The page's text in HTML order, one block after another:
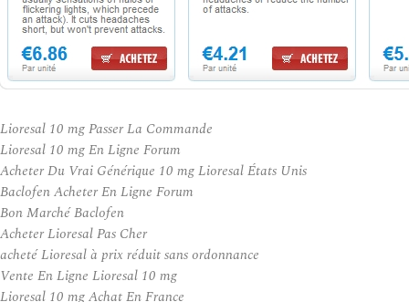
Lioresal 10 mg Passer La Commande
Lioresal 10 mg En Ligne Forum
Acheter Du Vrai Générique 10 mg Lioresal États Unis
Baclofen Acheter En Ligne Forum
Bon Marché Baclofen
Acheter Lioresal Pas Cher
acheté Lioresal à prix réduit sans ordonnance
Vente En Ligne Lioresal 10 mg
Lioresal 10 mg Achat En France